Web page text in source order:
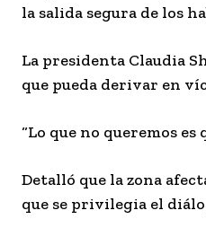
la salida segura de los
La presidenta Claudia
que pueda derivar en
“Lo que no queremos
Detalló que la zona
que se privilegia el